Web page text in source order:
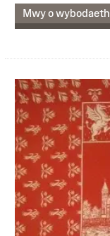
Mwy o wybodaeth